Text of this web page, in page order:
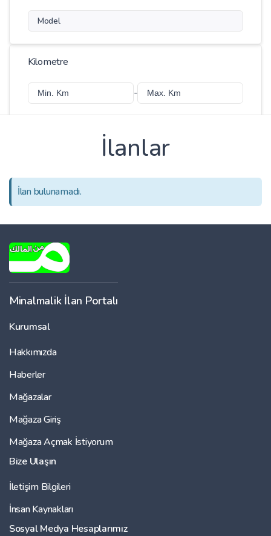
Model
Kilometre
-
İlanlar
İlan bulunamadı.
Minalmalik İlan Portalı
Kurumsal
Hakkımızda
Haberler
Mağazalar
Mağaza Giriş
Mağaza Açmak İstiyorum
Bize Ulaşın
İletişim Bilgileri
İnsan Kaynakları
Sosyal Medya Hesaplarımız